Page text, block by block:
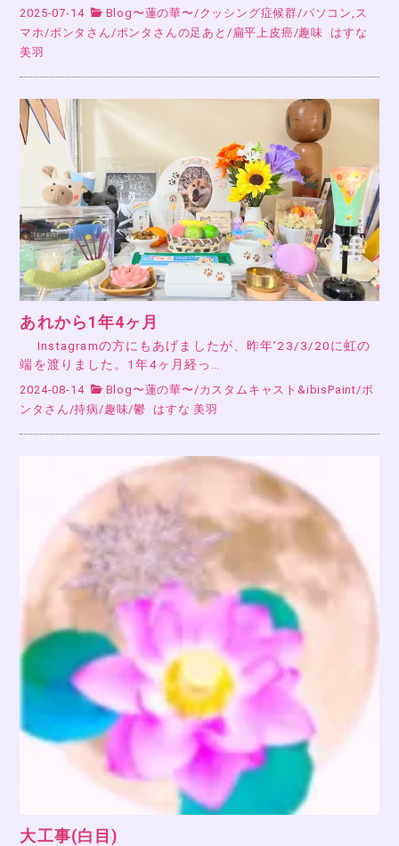
2025-07-14 Blog〜蓮の華〜/クッシング症候群/パソコン,ス
マホ/ポンタさん/ポンタさんの足あと /扁平上皮癌/趣味
はすな
美羽
あれから1年4ヶ月
Instagramの方にもあげましたが、昨年’23/3/20に虹の
端を渡りました。1年4ヶ月経っ…
2024-08-14 Blog〜蓮の華〜 /カスタムキャスト&ibisPaint/ポ
ンタさん /持病 /趣味/鬱 はすな 美羽
大工事(白目)